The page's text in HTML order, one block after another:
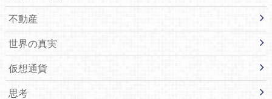
不動産
世界の真実
仮想通貨
思考